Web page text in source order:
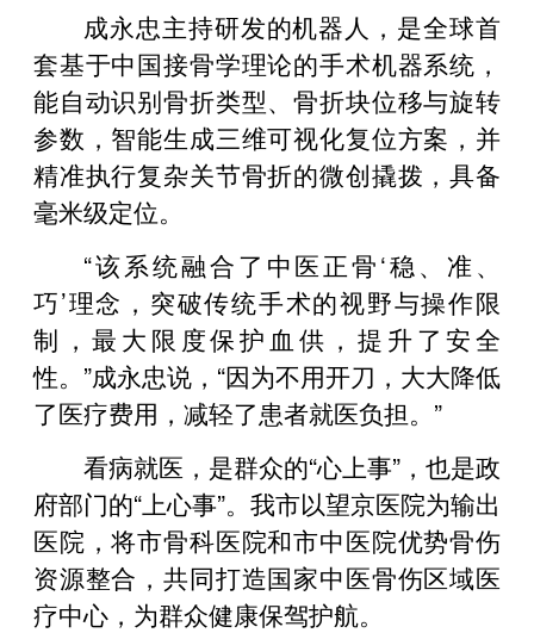
成永忠主持研发的机器人，是全球首
套基于中国接骨学理论的手术机器系统，
能自动识别骨折类型、骨折块位移与旋转
参数，智能生成三维可视化复位方案，并
精准执行复杂关节骨折的微创撬拨，具备
毫米级定位。
“该系统融合了中医正骨‘稳、准、
巧’理念，突破传统手术的视野与操作限
制，最大限度保护血供，提升了安全
性。”成永忠说，“因为不用开刀，大大降低
了医疗费用，减轻了患者就医负担。”
看病就医，是群众的“心上事”，也是政
府部门的“上心事”。我市以望京医院为输出
医院，将市骨科医院和市中医院优势骨伤
资源整合，共同打造国家中医骨伤区域医
疗中心，为群众健康保驾护航。